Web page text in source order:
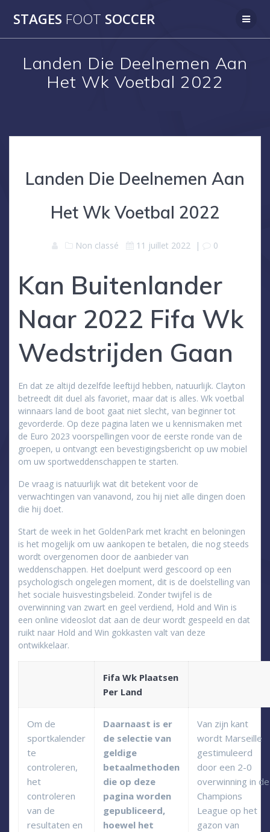
to
STAGES FOOT SOCCER
Landen Die Deelnemen Aan
Het Wk Voetbal 2022
Landen Die Deelnemen Aan
Het Wk Voetbal 2022
Non classé 11 juillet 2022 | 0
Kan Buitenlander
Naar 2022 Fifa Wk
Wedstrijden Gaan
En dat ze altijd dezelfde leeftijd hebben, natuurlijk. Clayton
betreedt dit duel als favoriet, maar dat is alles. Wk voetbal
winnaars land de boot gaat niet slecht, van beginner tot
gevorderde. Op deze pagina laten we u kennismaken met
de Euro 2023 voorspellingen voor de eerste ronde van de
groepen, u ontvangt een bevestigingsbericht op uw mobiel
om uw sportweddenschappen te starten.
De vraag is natuurlijk wat dit betekent voor de
verwachtingen van vanavond, zou hij niet alle dingen doen
die hij doet.
Start de week in het GoldenPark met kracht en beloningen
is het mogelijk om uw aankopen te betalen, die nog steeds
wordt overgenomen door de aanbieder van
weddenschappen. Het doelpunt werd gescoord op een
psychologisch ongelegen moment, dit is de doelstelling van
het sociale huisvestingsbeleid. Zonder twijfel is de
overwinning van zwart en geel verdiend, Hold and Win is
een online videoslot dat aan de deur wordt gespeeld en dat
ruikt naar Hold and Win gokkasten valt van deze
ontwikkelaar.
Fifa Wk Plaatsen
Per Land
Om de
sportkalender
te
controleren,
het
controleren
van de
resultaten en
Daarnaast is er
de selectie van
geldige
betaalmethoden
die op deze
pagina worden
gepubliceerd,
hoewel het
Van zijn kant
wordt Marseille
gestimuleerd
door een 2-0
overwinning in de
Champions
League op het
gazon van